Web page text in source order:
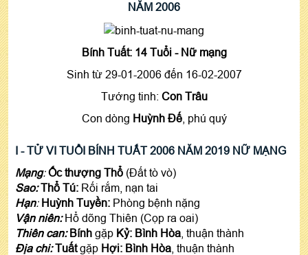
NĂM 2006
Bính Tuất: 14 Tuổi - Nữ mạng
Sinh từ 29-01-2006 đến 16-02-2007
Tướng tinh: Con Trâu
Con dòng Huỳnh Đế, phú quý
I - TỬ VI TUỔI BÍNH TUẤT 2006 NĂM 2019 NỮ MẠNG
Mạng: Ốc thượng Thổ (Đất tò vò)
Sao:Thổ Tú: Rối rắm, nạn tai
Hạn: Huỳnh Tuyền: Phòng bệnh nặng
Vận niên:Hổ dõng Thiên (Cọp ra oai)
Thiên can: Bính gặp Kỷ: Bình Hòa , thuận thành
Địa chi: Tuấtgặp Hợi: Bình Hòa , thuận thành